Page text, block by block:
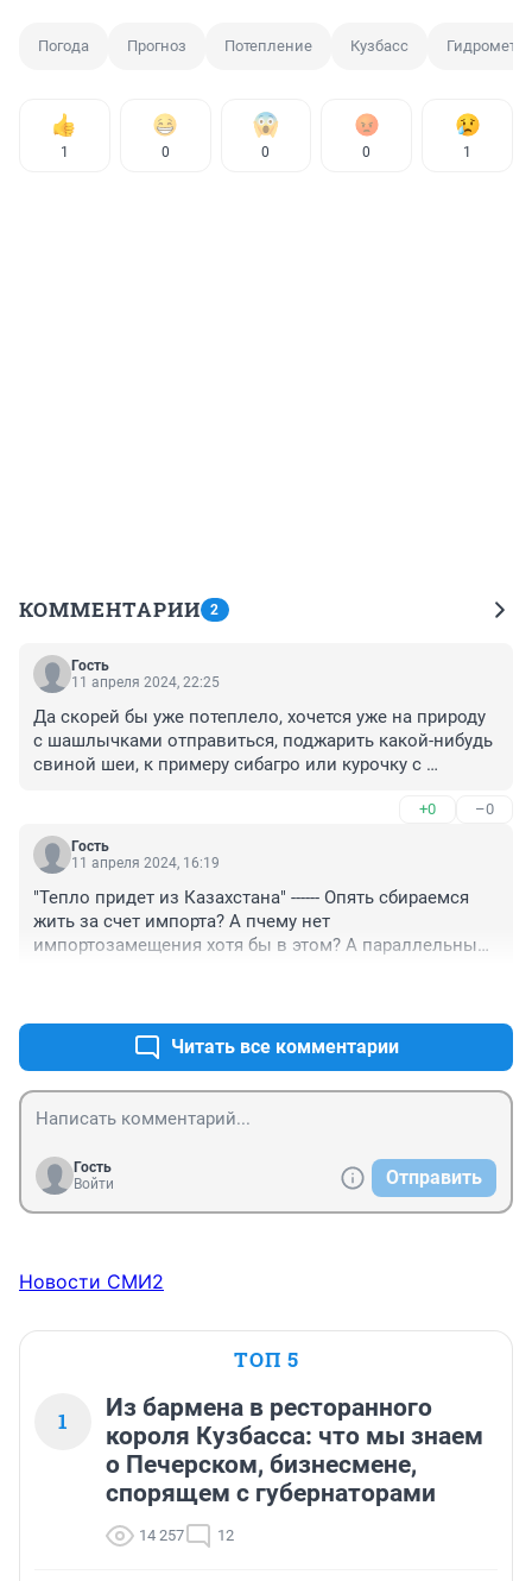
Погода Прогноз Потепление Кузбасс
1 0 0 0 1
КОММЕНТАРИИ 2
Гость
11 апреля 2024, 22:25
Да скорей бы уже потеплело, хочется уже на природу
с шашлычками отправиться, поджарить какой-нибудь
свиной шеи, к примеру сибагро или курочку с
+0 –0
Гость
11 апреля 2024, 16:19
"Тепло придет из Казахстана" ------ Опять сбираемся
жить за счет импорта? А пчему нет
импортозамещения хотя бы в этом? А параллельный
Читать все комментарии
Гость
Войти
Отправить
Новости СМИ2
ТОП 5
1
Из бармена в ресторанного
короля Кузбасса: что мы знаем
о Печерском, бизнесмене,
спорящем с губернаторами
14 257 12